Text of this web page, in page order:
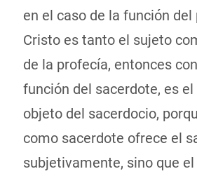
en el caso de la función del
Cristo es tanto el sujeto
de la profecía, entonces
función del sacerdote, es
objeto del sacerdocio,
como sacerdote ofrece el
subjetivamente, sino que